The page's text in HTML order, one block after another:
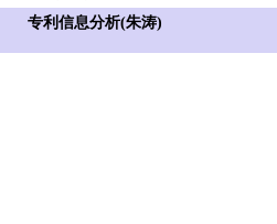
专利信息分析(朱涛)